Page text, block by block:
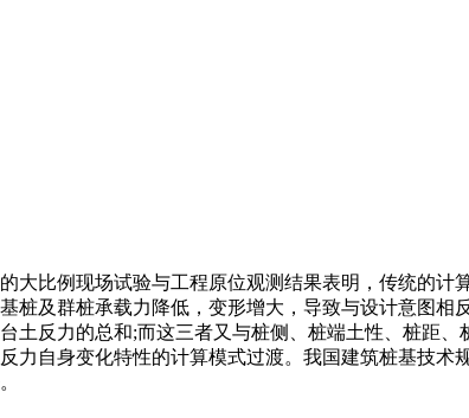
大比例现场试验与工程原位观测结果表明，传统的
桩及群桩承载力降低，变形增大，导致与设计意图
土反力的总和;而这三者又与桩侧、桩端土性、桩距
力自身变化特性的计算模式过渡。我国建筑桩基技